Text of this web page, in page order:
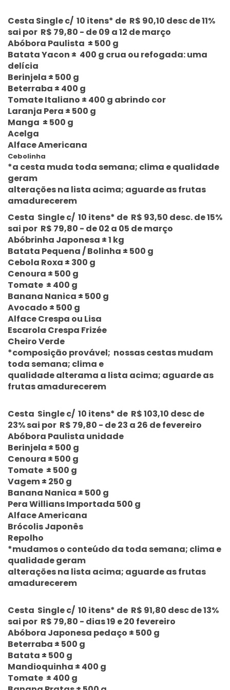
Cesta Single c/ 10 itens* de R$ 90,10 desc de 11%
sai por R$ 79,80 - de 09 a 12 de março
Abóbora Paulista ± 500 g
Batata Yacon ± 400 g crua ou refogada: uma
delícia
Berinjela ± 500 g
Beterraba ± 400 g
Tomate Italiano ± 400 g abrindo cor
Laranja Pera ± 500 g
Manga ± 500 g
Acelga
Alface Americana
Cebolinha
*a cesta muda toda semana; clima e qualidade
geram
alterações na lista acima; aguarde as frutas
amadurecerem
Cesta Single c/ 10 itens* de R$ 93,50 desc. de 15%
sai por R$ 79,80 - de 02 a 05 de março
Abóbrinha Japonesa ± 1 kg
Batata Pequena / Bolinha ± 500 g
Cebola Roxa ± 300 g
Cenoura ± 500 g
Tomate ± 400 g
Banana Nanica ± 500 g
Avocado ± 500 g
Alface Crespa ou Lisa
Escarola Crespa Frizée
Cheiro Verde
*composição provável; nossas cestas mudam
toda semana; clima e
qualidade alterama a lista acima; aguarde as
frutas amadurecerem
Cesta Single c/ 10 itens* de R$ 103,10 desc de
23% sai por R$ 79,80 - de 23 a 26 de fevereiro
Abóbora Paulista unidade
Berinjela ± 500 g
Cenoura ± 500 g
Tomate ± 500 g
Vagem ± 250 g
Banana Nanica ± 500 g
Pera Willians Importada 500 g
Alface Americana
Brócolis Japonês
Repolho
*mudamos o conteúdo da toda semana; clima e
qualidade geram
alterações na lista acima; aguarde as frutas
amadurecerem
Cesta Single c/ 10 itens* de R$ 91,80 desc de 13%
sai por R$ 79,80 - dias 19 e 20 fevereiro
Abóbora Japonesa pedaço ± 500 g
Beterraba ± 500 g
Batata ± 500 g
Mandioquinha ± 400 g
Tomate ± 400 g